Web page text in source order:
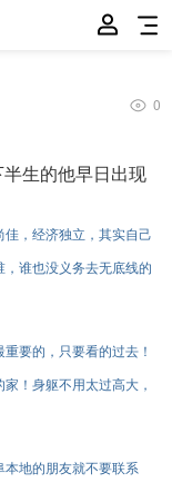
0
生的他早日出现
，经济独立，其实自己
谁也没义务去无底线的
要的，只要看的过去！
！身躯不用太过高大，
本地的朋友就不要联系